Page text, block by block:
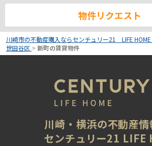
物件リクエスト
川崎市の不動産購入ならセンチュリー21 LIFE HOME
世田谷区 > 新町の賃貸物件
川崎・横浜の不動産情
センチュリー21 LIFE